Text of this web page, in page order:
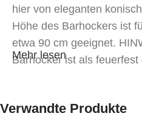
hier von eleganten
Höhe des Barhockers ist
etwa 90 cm geeignet.
Barhocker ist als
Design ist identisch mit
Mehr lesen
Verwandte Produkte